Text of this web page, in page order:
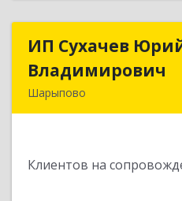
ИП Сухачев
Владимирович
Шарыпово
Клиентов на